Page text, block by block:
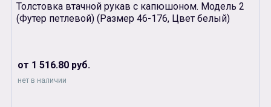
Толстовка втачной рукав с капюшоном. Модель 2
(Футер петлевой) (Размер 46-176, Цвет белый)
от 1 516.80 руб.
нет в наличии